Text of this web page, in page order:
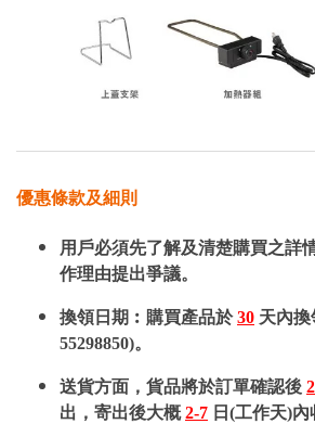
優惠條款及細則
用戶必須先了解及清楚購買之詳
作理由提出爭議。
換領日期︰購買產品於30 天內換
55298850)。
送貨方面，貨品將於訂單確認後
出，寄出後大概2-7 日(工作天)內